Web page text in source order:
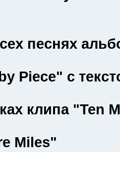
песнях
Piece" с
клипа "Ten
Miles"